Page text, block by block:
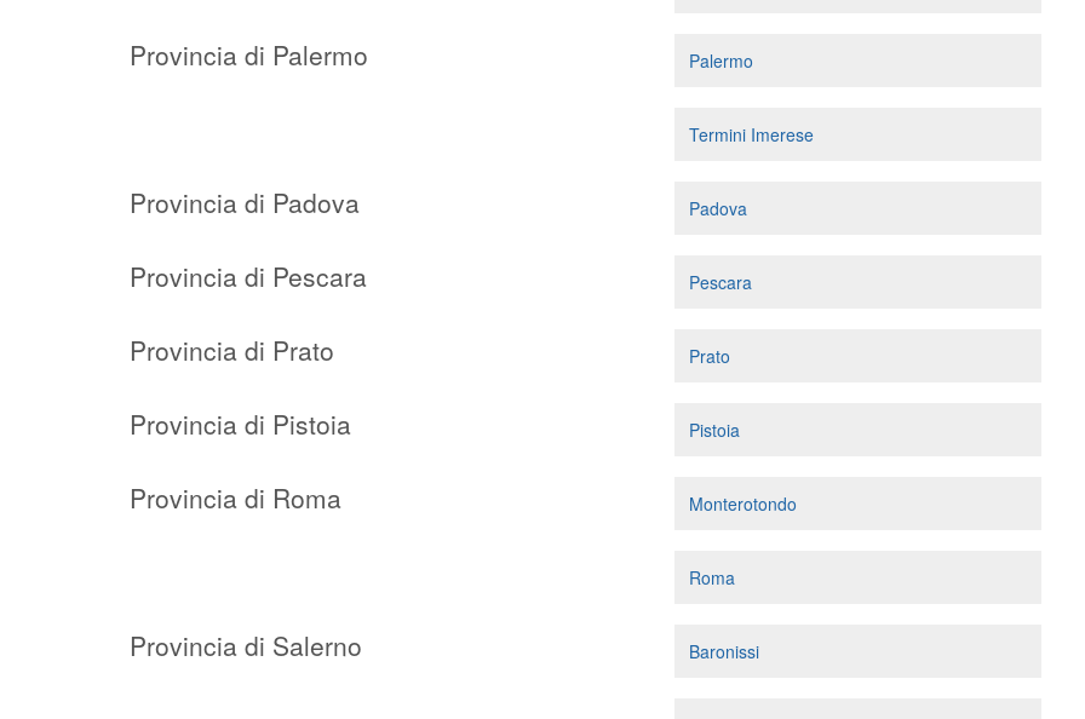
Provincia di Palermo Palermo
Termini Imerese
Provincia di Padova Padova
Provincia di Pescara Pescara
Provincia di Prato Prato
Provincia di Pistoia Pistoia
Provincia di Roma Monterotondo
Roma
Provincia di Salerno Baronissi